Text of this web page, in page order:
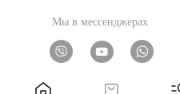
Мы в мессенджерах